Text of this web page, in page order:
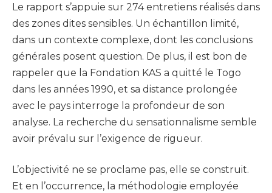
Le rapport s’appuie sur 274 entretiens réalisés dans
des zones dites sensibles. Un échantillon limité,
dans un contexte complexe, dont les conclusions
générales posent question. De plus, il est bon de
rappeler que la Fondation KAS a quitté le Togo
dans les années 1990, et sa distance prolongée
avec le pays interroge la profondeur de son
analyse. La recherche du sensationnalisme semble
avoir prévalu sur l’exigence de rigueur.
L’objectivité ne se proclame pas, elle se construit.
Et en l’occurrence, la méthodologie employée